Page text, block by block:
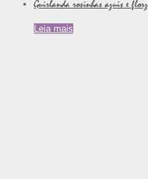
Guirlanda rosinhas azuis e
Leia mais